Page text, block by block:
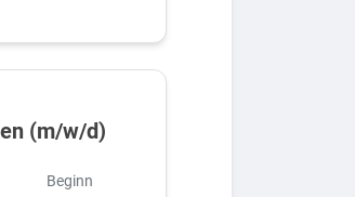
(m/w/d)
Beginn